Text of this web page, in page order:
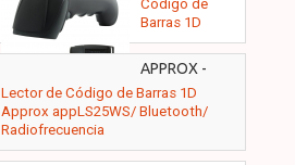
Código de
Barras 1D
Premier MS3-
1D RF/ USB/
Radiofrecuencia
APPROX -
APPLS25WS
Lector de Código de Barras 1D
Approx appLS25WS/ Bluetooth/
Radiofrecuencia